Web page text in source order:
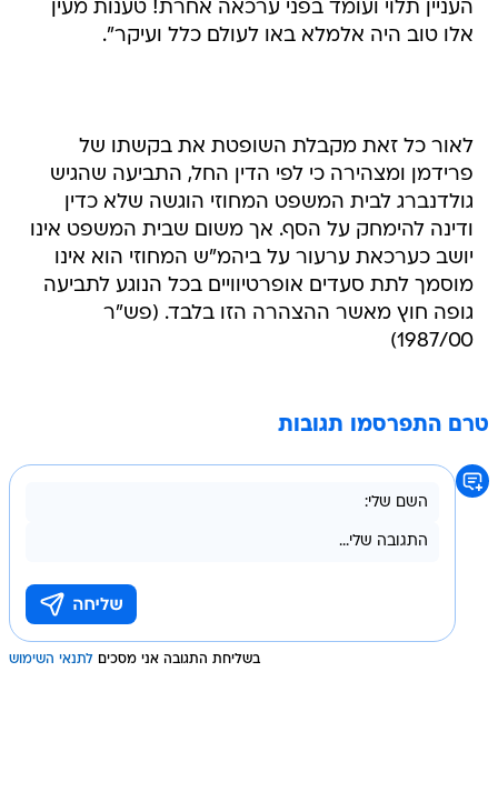
העניין תלוי ועומד בפני ערכאה אחרת! טענות מעין
אלו טוב היה אלמלא באו לעולם כלל ועיקר".
לאור כל זאת מקבלת השופטת את בקשתו של
פרידמן ומצהירה כי לפי הדין החל, התביעה שהגיש
גולדנברג לבית המשפט המחוזי הוגשה שלא כדין
ודינה להימחק על הסף. אך משום שבית המשפט אינו
יושב כערכאת ערעור על ביהמ"ש המחוזי הוא אינו
מוסמך לתת סעדים אופרטיוויים בכל הנוגע לתביעה
גופה חוץ מאשר ההצהרה הזו בלבד. (פש"ר
1987/00)
טרם התפרסמו תגובות
בשליחת התגובה אני מסכים לתנאי השימוש